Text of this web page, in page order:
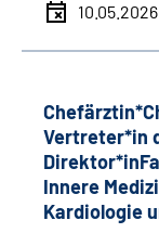
10.05.2026
Vertreter*in
Innere
Kardiologie